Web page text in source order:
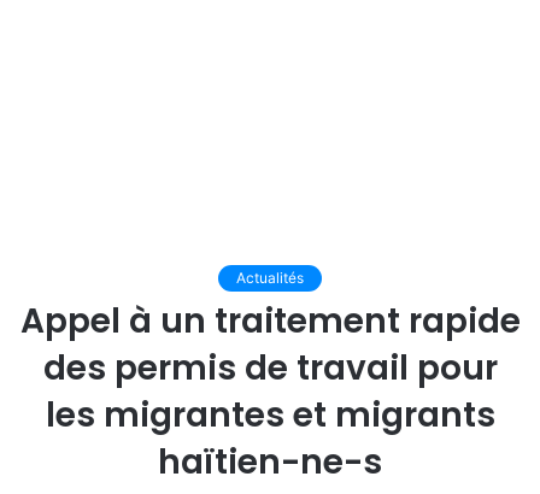
Actualités
Appel à un traitement rapide
des permis de travail pour
les migrantes et migrants
haïtien-ne-s